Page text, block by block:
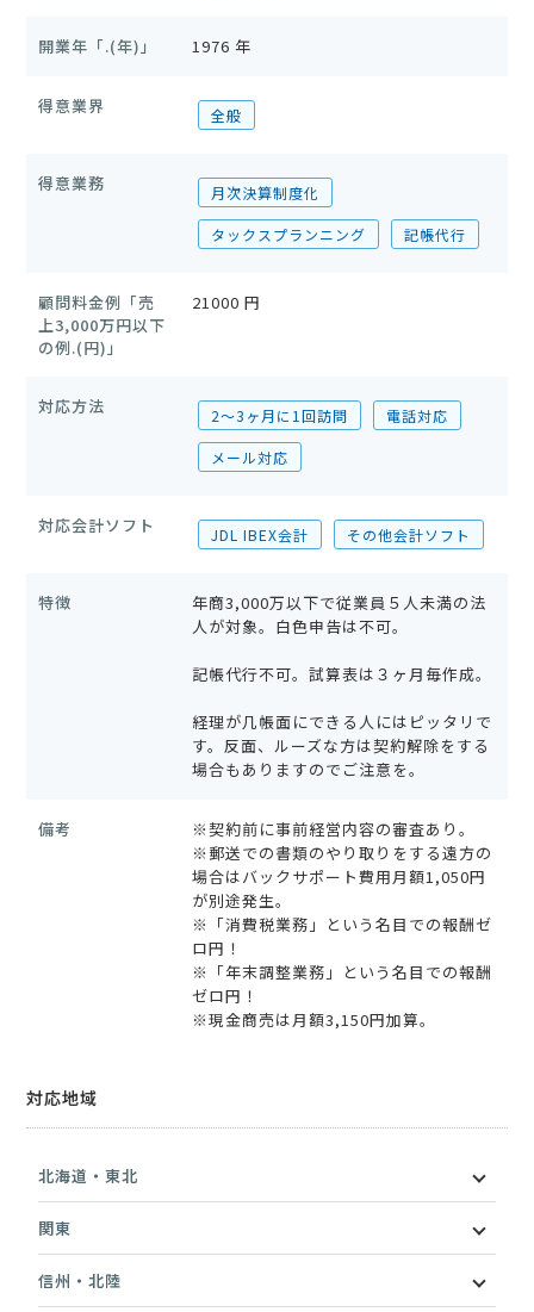
開業年「.(年)」 1976 年
得意業界 全般
得意業務 月次決算制度化
タックスプランニング 記帳代行
顧問料金例「売
上3,000万円以下
の例.(円)」
21000 円
対応方法 2〜3ヶ月に1回訪問 電話対応
メール対応
対応会計ソフト JDL IBEX会計 その他会計ソフト
特徴
年商3,000万以下で従業員５人未満の法
人が対象。白色申告は不可。
記帳代行不可。試算表は３ヶ月毎作成。
経理が几帳面にできる人にはピッタリで
す。反面、ルーズな方は契約解除をする
場合もありますのでご注意を。
備考
※契約前に事前経営内容の審査あり。
※郵送での書類のやり取りをする遠方の
場合はバックサポート費用月額1,050円
が別途発生。
※「消費税業務」という名目での報酬ゼ
ロ円！
※「年末調整業務」という名目での報酬
ゼロ円！
※現金商売は月額3,150円加算。
対応地域
北海道・東北
関東
信州・北陸